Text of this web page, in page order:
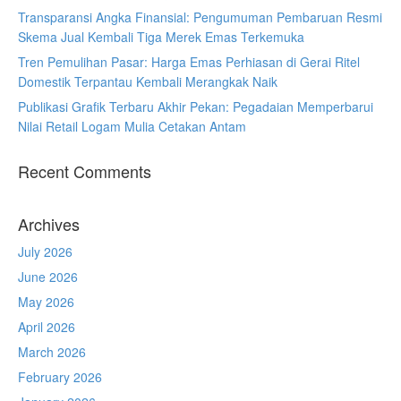
Transparansi Angka Finansial: Pengumuman Pembaruan Resmi
Skema Jual Kembali Tiga Merek Emas Terkemuka
Tren Pemulihan Pasar: Harga Emas Perhiasan di Gerai Ritel
Domestik Terpantau Kembali Merangkak Naik
Publikasi Grafik Terbaru Akhir Pekan: Pegadaian Memperbarui
Nilai Retail Logam Mulia Cetakan Antam
Recent Comments
Archives
July 2026
June 2026
May 2026
April 2026
March 2026
February 2026